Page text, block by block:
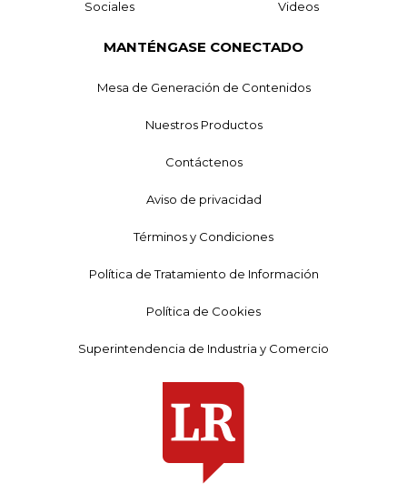
Sociales Videos
MANTÉNGASE CONECTADO
Mesa de Generación de Contenidos
Nuestros Productos
Contáctenos
Aviso de privacidad
Términos y Condiciones
Política de Tratamiento de Información
Política de Cookies
Superintendencia de Industria y Comercio